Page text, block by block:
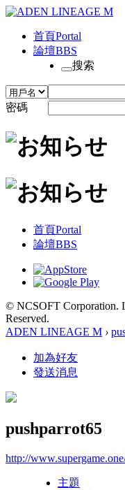
首頁Portal
論壇BBS
搜索
密碼
首頁Portal
論壇BBS
© NCSOFT Corporation.
Reserved.
ADEN LINEAGE M ›
加為好友
發送消息
pushparrot65
http://
主題